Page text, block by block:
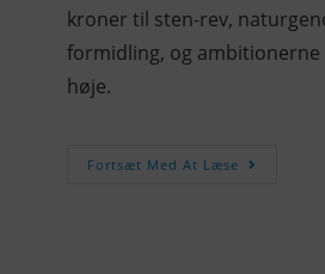
kroner til sten-rev,
formidling, og ambitionerne
høje.
Fortsæt Med At Læse